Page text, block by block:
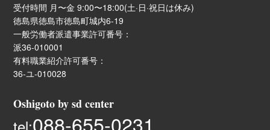
受付時間 月〜金 9:00〜18:00(土·日·祝日は休み)
徳島県徳島市徳島町城内6-19
一般労働者派遣事業許可番号：
派36-010001
有料職業紹介許可番号：
36-ユ-010028
Oshigoto by sd center
088-655-0231